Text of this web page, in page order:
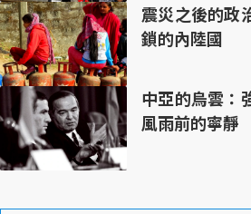
震災之後的政
鎖的內陸國
中亞的烏雲：
風雨前的寧靜